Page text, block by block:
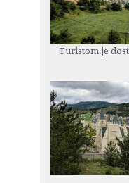
Turistom je